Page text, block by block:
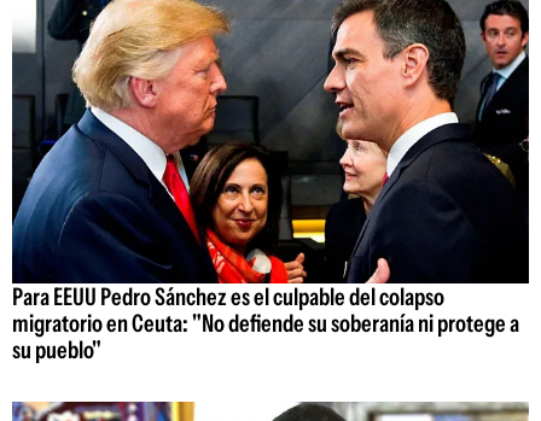
Para EEUU Pedro Sánchez es el culpable del colapso
migratorio en Ceuta: "No defiende su soberanía ni protege a
su pueblo"